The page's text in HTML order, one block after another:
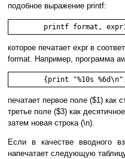
подобное выражение printf:
printf format,
которое печатает expr в
format. Например, программа
{print "%10s
печатает первое поле ($1) как
третье поле ($3) как
затем новая строка (\n).
Если в качестве вводного
напечатает следующую